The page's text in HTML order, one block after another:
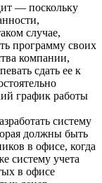
— поскольку
случае,
программу своих
компании,
сдать ее к
график работы
систему
должны быть
в офисе, когда
систему учета
в офисе